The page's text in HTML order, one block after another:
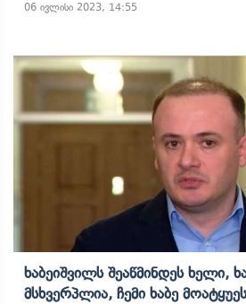
06 ივლისი 2023, 14:55
Ხაბეიშვილს Შეაწმინდეს Ხელი,
Მსხვერპლია, Ჩემი Ხაბე